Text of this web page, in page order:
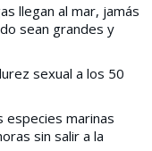
llegan al mar, jamás
sean grandes y
sexual a los 50
especies marinas
sin salir a la